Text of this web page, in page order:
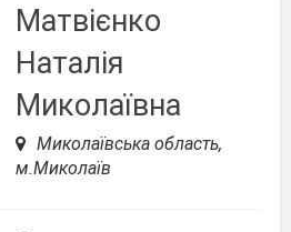
Матвієнко
Наталія
Миколаївна
Миколаївська область,
м.Миколаїв